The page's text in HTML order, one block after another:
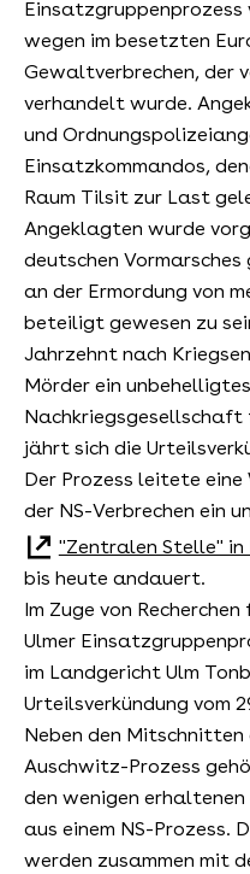
Einsatzgruppenprozess
wegen im besetzten
Gewaltverbrechen, der
verhandelt wurde.
und
Einsatzkommandos,
Raum Tilsit zur Last
Angeklagten wurde
deutschen Vormarsches
an der Ermordung von
beteiligt gewesen zu
Jahrzehnt nach
Mörder ein
Nachkriegsgesellschaft
jährt sich die
Der Prozess leitete
der NS-Verbrechen ein
"Zentralen Stelle" in
bis heute andauert.
Im Zuge von
Ulmer
im Landgericht Ulm
Urteilsverkündung vom
Neben den
Auschwitz-Prozess
den wenigen
aus einem NS-Prozess.
werden zusammen mit